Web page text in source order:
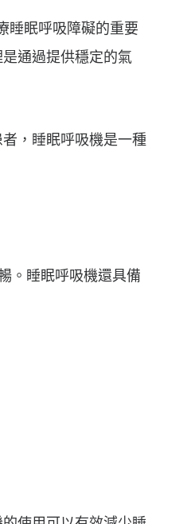
睡眠呼吸障礙的重要
通過提供穩定的氣
，睡眠呼吸機是一種
。睡眠呼吸機還具備